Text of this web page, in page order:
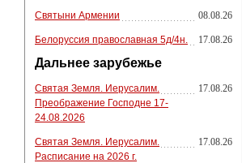
Святыни Армении 08.08.26
Белоруссия православная 5д/4н. 17.08.26
Дальнее зарубежье
Святая Земля. Иерусалим.
Преображение Господне 17-
24.08.2026
17.08.26
Святая Земля. Иерусалим.
Расписание на 2026 г.
17.08.26